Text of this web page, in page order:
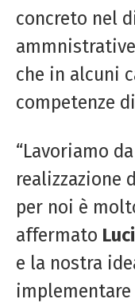
concreto nel
che in alcuni
competenze
“Lavoriamo
realizzazione
per noi è
affermato
e la nostra